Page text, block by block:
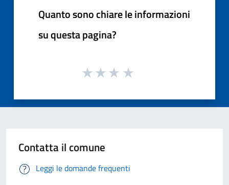
Quanto sono chiare le informazioni
su questa pagina?
Contatta il comune
Leggi le domande frequenti